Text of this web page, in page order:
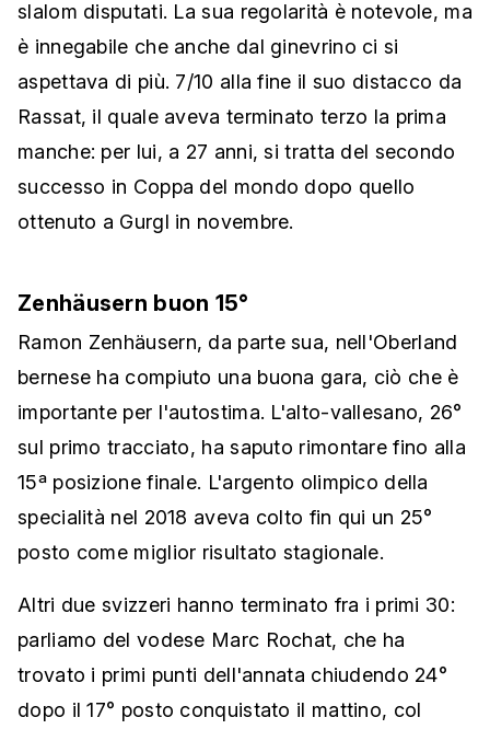
slalom disputati. La sua regolarità è notevole, ma
è innegabile che anche dal ginevrino ci si
aspettava di più. 7/10 alla fine il suo distacco da
Rassat, il quale aveva terminato terzo la prima
manche: per lui, a 27 anni, si tratta del secondo
successo in Coppa del mondo dopo quello
ottenuto a Gurgl in novembre.
Zenhäusern buon 15°
Ramon Zenhäusern, da parte sua, nell'Oberland
bernese ha compiuto una buona gara, ciò che è
importante per l'autostima. L'alto-vallesano, 26°
sul primo tracciato, ha saputo rimontare fino alla
15ª posizione finale. L'argento olimpico della
specialità nel 2018 aveva colto fin qui un 25°
posto come miglior risultato stagionale.
Altri due svizzeri hanno terminato fra i primi 30:
parliamo del vodese Marc Rochat, che ha
trovato i primi punti dell'annata chiudendo 24°
dopo il 17° posto conquistato il mattino, col